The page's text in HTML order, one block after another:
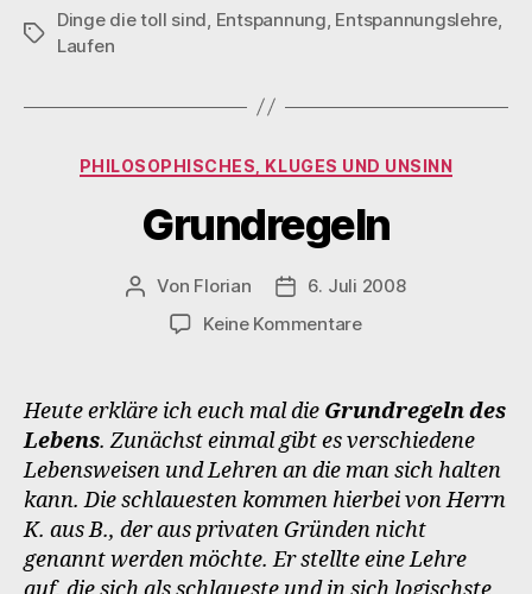
sind
Strassen“
Schlagwörter
Dinge die toll sind Entspannung Entspannungslehre
Laufen
Kategorien
PHILOSOPHISCHES, KLUGES UND UNSINN
Grundregeln
Beitragsautor
Von Florian Veröffentlichungsdatum
6. Juli 2008
Keine Kommentarezu
Heute erkläre ich euch mal die Grundregeln des
Lebens. Zunächst einmal gibt es verschiedene
Lebensweisen und Lehren an die man sich halten
kann. Die schlauesten kommen hierbei von Herrn
K. aus B., der aus privaten Gründen nicht
genannt werden möchte. Er stellte eine Lehre